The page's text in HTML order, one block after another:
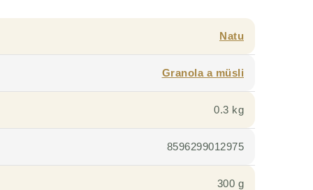
Natu
Granola a müsli
0.3 kg
8596299012975
300 g